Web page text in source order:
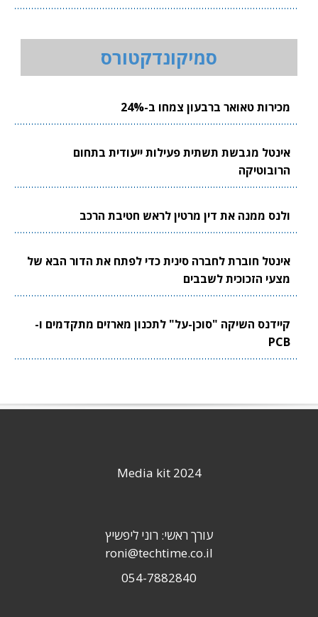
סמיקונדקטורס
מכירות טאואר ברבעון צמחו ב-24%
אינטל מגבשת תשתית פעילות ייעודית בתחום
הרובוטיקה
ולנס ממנה את דין מרטין לראש חטיבת הרכב
אינטל חוברת לחברה סינית כדי לפתח את הדור הבא של
מצעי הזכוכית לשבבים
קיידנס השיקה "סוכן-על" לתכנון מארזים מתקדמים ו-
PCB
Media kit 2024
עורך ראשי: רוני ליפשיץ
roni@techtime.co.il
054-7882840